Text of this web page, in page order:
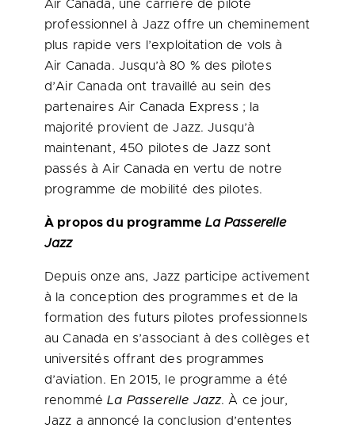
Air Canada, une carrière de pilote
professionnel à Jazz offre un cheminement
plus rapide vers l’exploitation de vols à
Air Canada. Jusqu’à 80 % des pilotes
d’Air Canada ont travaillé au sein des
partenaires Air Canada Express ; la
majorité provient de Jazz. Jusqu’à
maintenant, 450 pilotes de Jazz sont
passés à Air Canada en vertu de notre
programme de mobilité des pilotes.
À propos du programme La Passerelle
Jazz
Depuis onze ans, Jazz participe activement
à la conception des programmes et de la
formation des futurs pilotes professionnels
auCanada en s’associant à des collèges et
universités offrant des programmes
d’aviation. En 2015, le programme a été
renomméLa Passerelle Jazz. À ce jour,
Jazz a annoncé la conclusion d’ententes